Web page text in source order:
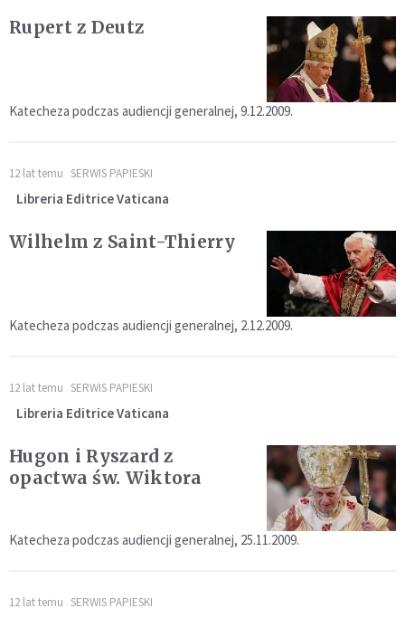
Rupert z Deutz
Katecheza podczas audiencji generalnej, 9.12.2009.
12 lat temu SERWIS PAPIESKI
Libreria Editrice Vaticana
Wilhelm z Saint-Thierry
Katecheza podczas audiencji generalnej, 2.12.2009.
12 lat temu SERWIS PAPIESKI
Libreria Editrice Vaticana
Hugon i Ryszard z
opactwa św. Wiktora
Katecheza podczas audiencji generalnej, 25.11.2009.
12 lat temu SERWIS PAPIESKI